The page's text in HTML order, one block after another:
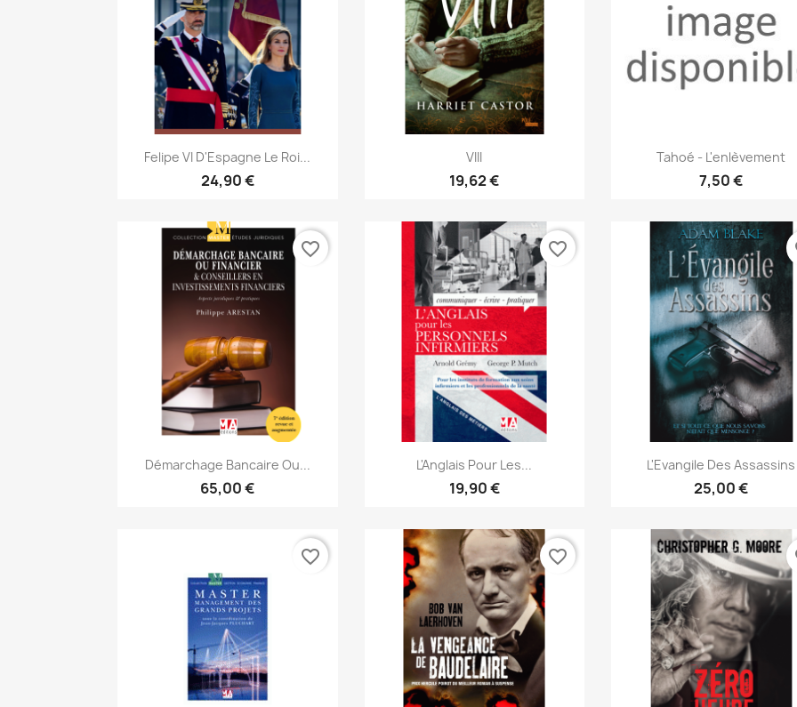
Aperçu rapide
Felipe VI D'Espagne Le Roi...
24,90 €
Aperçu rapide
VIII
19,62 €
Aperçu rapide
Tahoé - L'enlèvement
7,50 €
Aperçu rapide
Démarchage Bancaire Ou...
65,00 €
favorite_border
Aperçu rapide
L'Anglais Pour Les...
19,90 €
favorite_border
Aperçu rapide
L'Evangile Des Assassins
25,00 €
favorite_border favorite_border